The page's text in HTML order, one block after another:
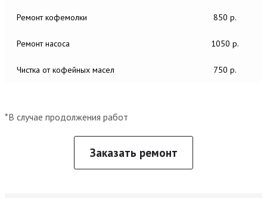
Ремонт кофемолки 850 р.
Ремонт насоса 1050 р.
Чистка от кофейных масел 750 р.
*В случае продолжения работ
Заказать ремонт